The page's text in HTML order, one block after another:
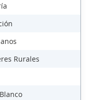
Rurales